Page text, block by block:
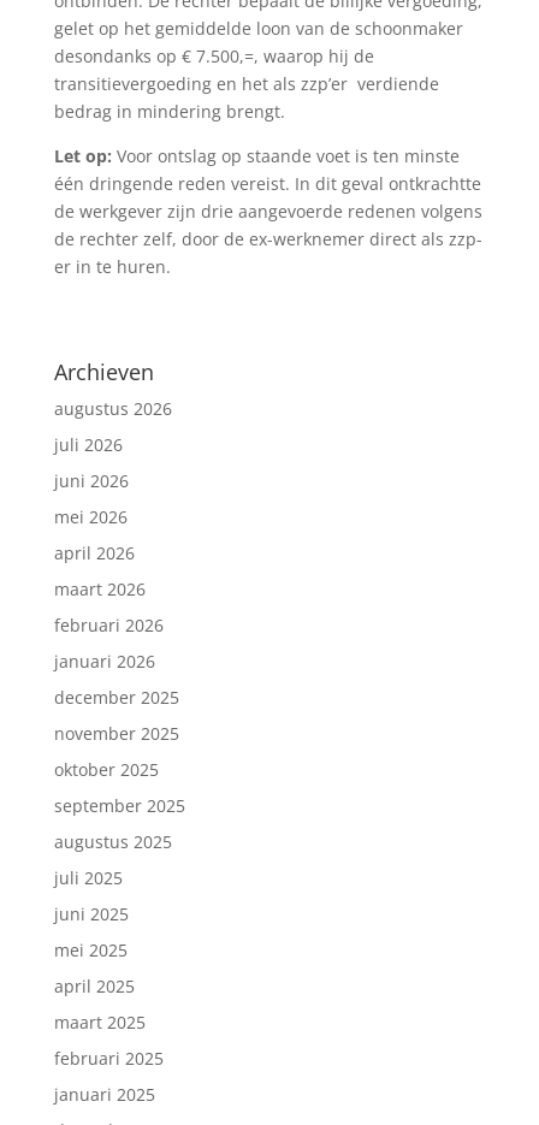
gelet op het gemiddelde loon van de schoonmaker
desondanks op € 7.500,=, waarop hij de
transitievergoeding en het als zzp’er verdiende
bedrag in mindering brengt.
Let op: Voor ontslag op staande voet is ten minste
één dringende reden vereist. In dit geval ontkrachtte
de werkgever zijn drie aangevoerde redenen volgens
de rechter zelf, door de ex-werknemer direct als zzp-
er in te huren.
Archieven
augustus 2026
juli 2026
juni 2026
mei 2026
april 2026
maart 2026
februari 2026
januari 2026
december 2025
november 2025
oktober 2025
september 2025
augustus 2025
juli 2025
juni 2025
mei 2025
april 2025
maart 2025
februari 2025
januari 2025